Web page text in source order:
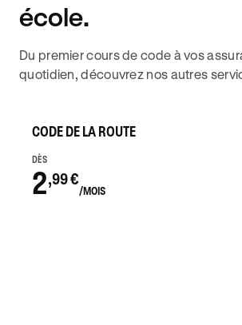
école.
Du premier cours de code à vos
quotidien, découvrez nos autres
CODE DE LA ROUTE
DÈS
2,99 €
/MOIS